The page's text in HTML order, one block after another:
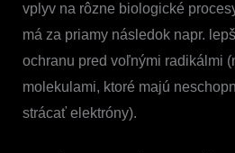
vplyv na rôzne biologické
má za priamy následok napr.
ochranu pred voľnými radikálmi
molekulami, ktoré majú
strácať elektróny).